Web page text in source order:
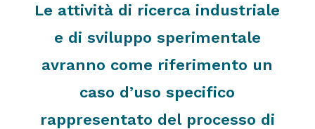
Le attività di ricerca industriale
e di sviluppo sperimentale
avranno come riferimento un
caso d’uso specifico
rappresentato del processo di